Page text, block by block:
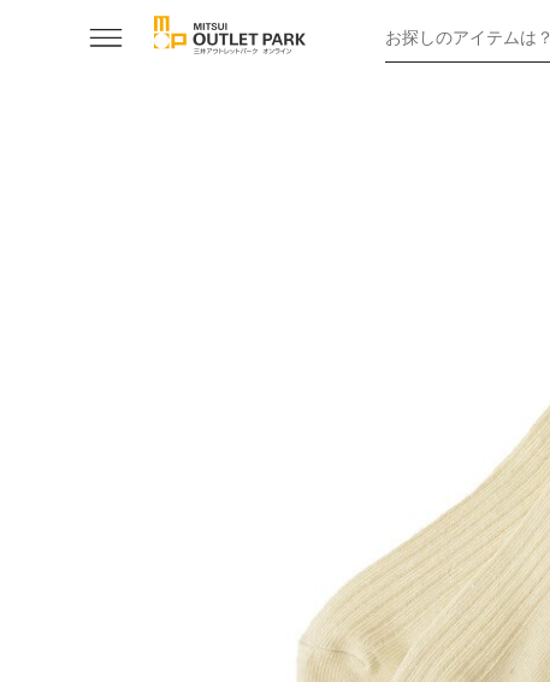
お探しのアイテムは？